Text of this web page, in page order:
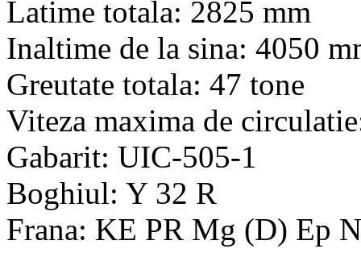
Latime totala: 2825 mm
Inaltime de la sina: 4050
Greutate totala: 47 tone
Viteza maxima de
Gabarit: UIC-505-1
Boghiul: Y 32 R
Frana: KE PR Mg (D) Ep